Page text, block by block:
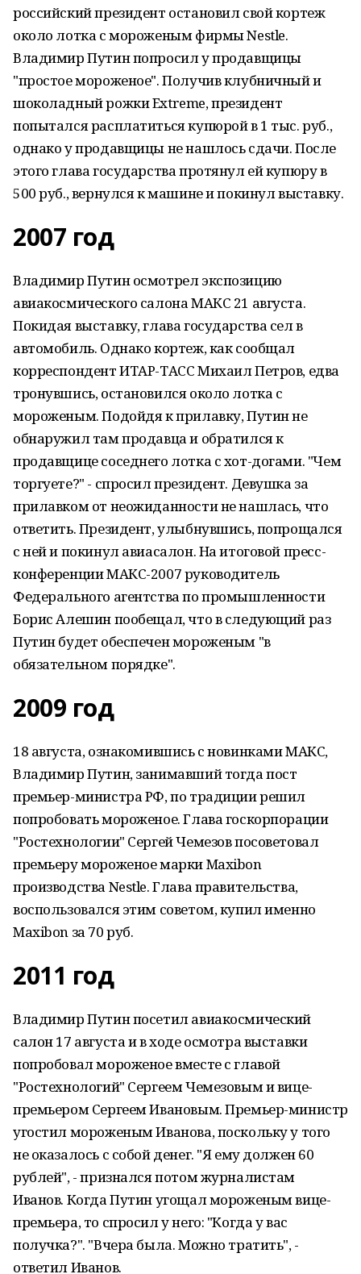
российский президент остановил свой кортеж
около лотка с мороженым фирмы Nestle.
Владимир Путин попросил у продавщицы
"простое мороженое". Получив клубничный и
шоколадный рожки Extreme, президент
попытался расплатиться купюрой в 1 тыс. руб.,
однако у продавщицы не нашлось сдачи. После
этого глава государства протянул ей купюру в
500 руб., вернулся к машине и покинул выставку.
2007 год
Владимир Путин осмотрел экспозицию
авиакосмического салона МАКС 21 августа.
Покидая выставку, глава государства сел в
автомобиль. Однако кортеж, как сообщал
корреспондент ИТАР-ТАСС Михаил Петров, едва
тронувшись, остановился около лотка с
мороженым. Подойдя к прилавку, Путин не
обнаружил там продавца и обратился к
продавщице соседнего лотка с хот-догами. "Чем
торгуете?" - спросил президент. Девушка за
прилавком от неожиданности не нашлась, что
ответить. Президент, улыбнувшись, попрощался
с ней и покинул авиасалон. На итоговой пресс-
конференции МАКС-2007 руководитель
Федерального агентства по промышленности
Борис Алешин пообещал, что в следующий раз
Путин будет обеспечен мороженым "в
обязательном порядке".
2009 год
18 августа, ознакомившись с новинками МАКС,
Владимир Путин, занимавший тогда пост
премьер-министра РФ, по традиции решил
попробовать мороженое. Глава госкорпорации
"Ростехнологии" Сергей Чемезов посоветовал
премьеру мороженое марки Maxibon
производства Nestle. Глава правительства,
воспользовался этим советом, купил именно
Maxibon за 70 руб.
2011 год
Владимир Путин посетил авиакосмический
салон 17 августа и в ходе осмотра выставки
попробовал мороженое вместе с главой
"Ростехнологий" Сергеем Чемезовым и вице-
премьером Сергеем Ивановым. Премьер-министр
угостил мороженым Иванова, поскольку у того
не оказалось с собой денег. "Я ему должен 60
рублей", - признался потом журналистам
Иванов. Когда Путин угощал мороженым вице-
премьера, то спросил у него: "Когда у вас
получка?". "Вчера была. Можно тратить", -
ответил Иванов.